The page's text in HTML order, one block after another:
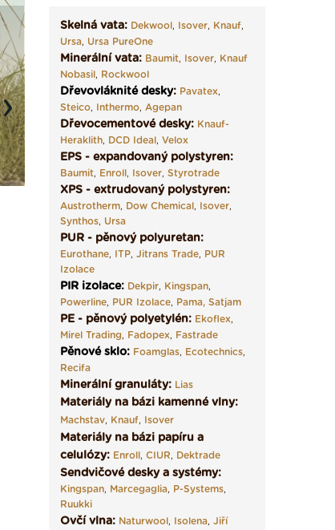
Vyberte si izolaci a pak
ji tady klidně poptejte ›
fasády ›
Next
Skelná vata: Dekwool, Isover, Knauf,
Ursa, Ursa PureOne
Minerální vata: Baumit, Isover, Knauf
Nobasil, Rockwool
Dřevovláknité desky: Pavatex,
Steico, Inthermo, Agepan
Dřevocementové desky: Knauf-
Heraklith, DCD Ideal, Velox
EPS - expandovaný polystyren:
Baumit, Enroll, Isover, Styrotrade
XPS - extrudovaný polystyren:
Austrotherm, Dow Chemical, Isover,
Synthos, Ursa
PUR - pěnový polyuretan:
Eurothane, ITP, Jitrans Trade, PUR
Izolace
PIR izolace: Dekpir, Kingspan,
Powerline, PUR Izolace, Pama, Satjam
PE - pěnový polyetylén: Ekoflex,
Mirel Trading, Fadopex, Fastrade
Pěnové sklo: Foamglas, Ecotechnics,
Recifa
Minerální granuláty: Lias
Materiály na bázi kamenné vlny:
Machstav, Knauf, Isover
Materiály na bázi papíru a
celulózy: Enroll, CIUR, Dektrade
Sendvičové desky a systémy:
Kingspan, Marcegaglia, P-Systems,
Ruukki
Ovčí vlna: Naturwool, Isolena, Jiří